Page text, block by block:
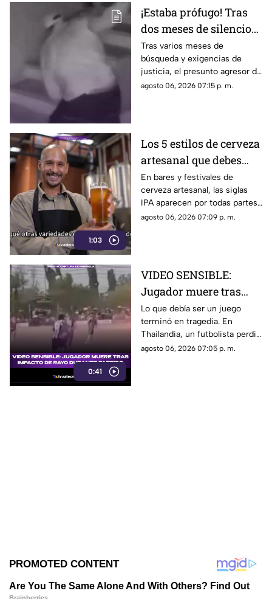
¡Estaba prófugo! Tras
dos meses de silencio
detuvieron a Jorge "N",
agresor de Paula
Tras varios meses de
búsqueda y exigencias de
justicia, el presunto agresor de
Paula Fajardo fue localizado y
agosto 06, 2026 07:15 p. m.
1:03
Los 5 estilos de cerveza
artesanal que debes
conocer
En bares y festivales de
cerveza artesanal, las siglas
IPA aparecen por todas partes.
Pero, ¿qué significa realmente
agosto 06, 2026 07:09 p. m.
0:41
VIDEO SENSIBLE:
Jugador muere tras
impacto de rayo
durante partido
Lo que debía ser un juego
terminó en tragedia. En
Thailandia, un futbolista perdió
la vida al ser alcanzado por un
agosto 06, 2026 07:05 p. m.